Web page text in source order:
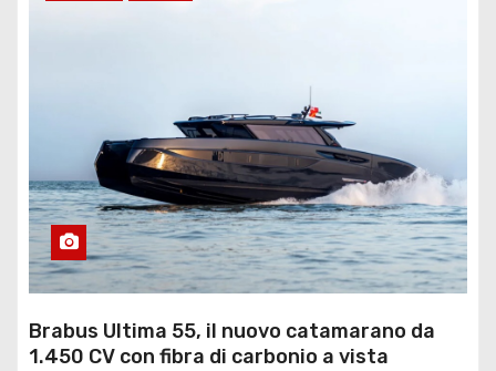
Brabus Ultima 55, il nuovo catamarano da
1.450 CV con fibra di carbonio a vista